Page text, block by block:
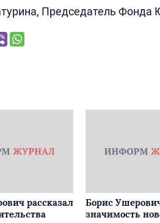
Председатель Фонда
рассказал
Борис
значимость